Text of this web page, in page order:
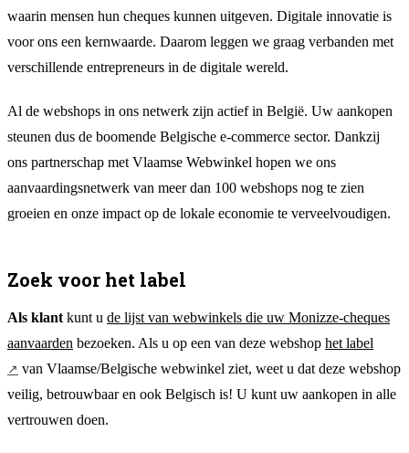
waarin mensen hun cheques kunnen uitgeven. Digitale innovatie is
voor ons een kernwaarde. Daarom leggen we graag verbanden met
verschillende entrepreneurs in de digitale wereld.
Al de webshops in ons netwerk zijn actief in België. Uw aankopen
steunen dus de boomende Belgische e-commerce sector. Dankzij
ons partnerschap met Vlaamse Webwinkel hopen we ons
aanvaardingsnetwerk van meer dan 100 webshops nog te zien
groeien en onze impact op de lokale economie te verveelvoudigen.
Zoek voor het label
Als klant kunt u de lijst van webwinkels die uw Monizze-cheques
aanvaarden bezoeken. Als u op een van deze webshop het label
van Vlaamse/Belgische webwinkel ziet, weet u dat deze webshop
veilig, betrouwbaar en ook Belgisch is! U kunt uw aankopen in alle
vertrouwen doen.